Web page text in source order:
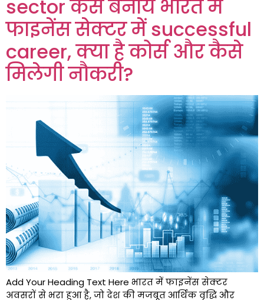
sector कैसे बनाये भारत में
फाइनेंस सेक्टर में successful
career, क्या है कोर्स और कैसे
मिलेगी नौकरी?
Add Your Heading Text Here भारत में फाइनेंस सेक्टर
अवसरों से भरा हुआ है, जो देश की मजबूत आर्थिक वृद्धि और